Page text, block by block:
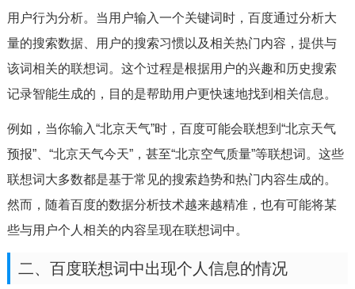
用户行为分析。当用户输入一个关键词时，百度通过分析大
量的搜索数据、用户的搜索习惯以及相关热门内容，提供与
该词相关的联想词。这个过程是根据用户的兴趣和历史搜索
记录智能生成的，目的是帮助用户更快速地找到相关信息。
例如，当你输入“北京天气”时，百度可能会联想到“北京天气
预报”、“北京天气今天”，甚至“北京空气质量”等联想词。这些
联想词大多数都是基于常见的搜索趋势和热门内容生成的。
然而，随着百度的数据分析技术越来越精准，也有可能将某
些与用户个人相关的内容呈现在联想词中。
二、百度联想词中出现个人信息的情况